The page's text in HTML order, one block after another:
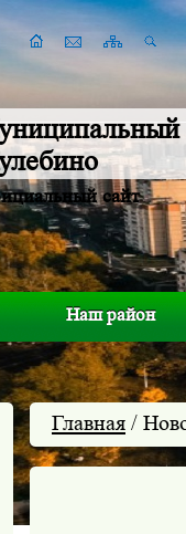
сайт
Наш район
Главная /